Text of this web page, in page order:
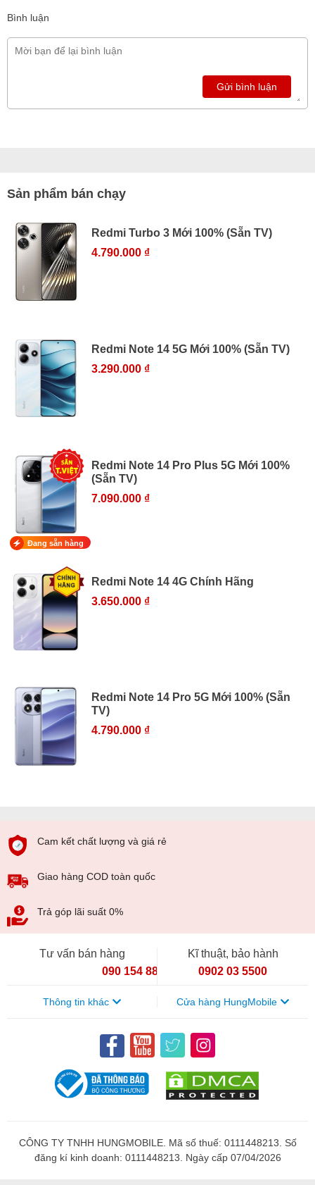
Bình luận
Gửi bình luận
Sản phẩm bán chạy
Redmi Turbo 3 Mới 100% (Sẵn TV)
4.790.000 ₫
Redmi Note 14 5G Mới 100% (Sẵn TV)
3.290.000 ₫
Redmi Note 14 Pro Plus 5G Mới 100%
(Sẵn TV)
7.090.000 ₫
Đang sẵn hàng
Redmi Note 14 4G Chính Hãng
3.650.000 ₫
Redmi Note 14 Pro 5G Mới 100% (Sẵn
TV)
4.790.000 ₫
Cam kết chất lượng và giá rẻ
Giao hàng COD toàn quốc
Trả góp lãi suất 0%
Tư vấn bán hàng
090 154 8866
Kĩ thuật, bảo hành
0902 03 5500
Thông tin khác Cửa hàng HungMobile
CÔNG TY TNHH HUNGMOBILE. Mã số thuế: 0111448213. Số
đăng kí kinh doanh: 0111448213. Ngày cấp 07/04/2026